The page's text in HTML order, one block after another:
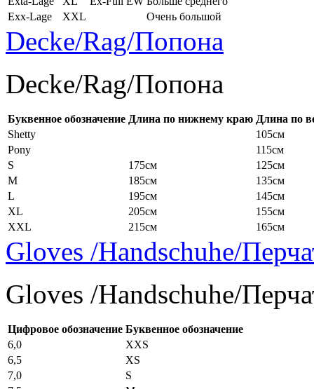
Exx-Lage
XXL Очень большой
Decke/Rag/Попона
Decke/Rag/Попона
Буквенное обозначение Длина по нижнему краю Длина по
Shetty
105см
Pony
115см
S
175см
125см
M
185см
135см
L
195см
145см
XL
205см
155см
XXL
215см 165см
Gloves /Handschuhe/
Gloves /Handschuhe/
Цифровое обозначение Буквенное обозначение
6,0
XXS
6,5
XS
7,0
S